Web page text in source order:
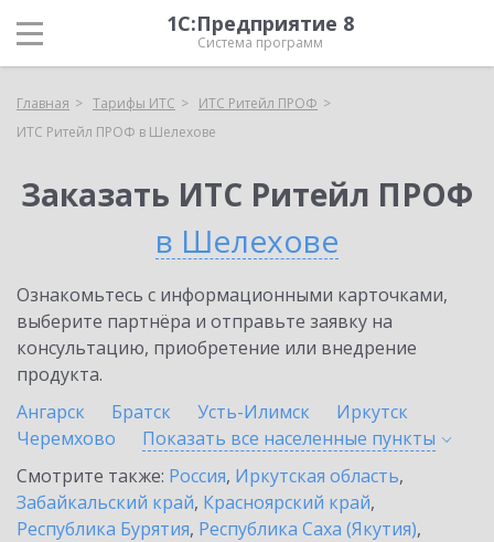
1С:Предприятие 8
Система программ
Главная Тарифы ИТС
ИТС Ритейл ПРОФ
ИТС Ритейл ПРОФ в Шелехове
Заказать ИТС Ритейл ПРОФ
в Шелехове
Ознакомьтесь с информационными карточками,
выберите партнёра и отправьте заявку на
консультацию, приобретение или внедрение
продукта.
Ангарск
Братск Усть-Илимск
Иркутск
Черемхово
Показать все населенные пункты
Смотрите также: Россия, Иркутская область,
Забайкальский край, Красноярский край,
Республика Бурятия, Республика Саха (Якутия),